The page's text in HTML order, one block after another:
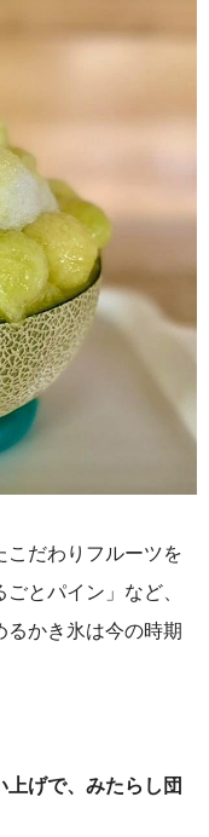
だわりフルーツを
とパイン」など、
るかき氷は今の時期
げで、みたらし団